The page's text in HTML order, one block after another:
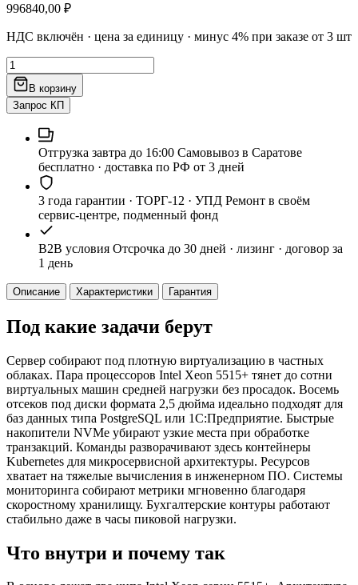
996840,00 ₽
НДС включён · цена за единицу · минус 4% при заказе от 3 шт
Количество
товара
Сервер
Dell
R760
В корзину
Запрос КП
Отгрузка завтра до 16:00 Самовывоз в Саратове
бесплатно · доставка по РФ от 3 дней
3 года гарантии · ТОРГ-12 · УПД Ремонт в своём
сервис-центре, подменный фонд
B2B условия Отсрочка до 30 дней · лизинг · договор за
1 день
Описание Характеристики Гарантия
Под какие задачи берут
Сервер собирают под плотную виртуализацию в частных
облаках. Пара процессоров Intel Xeon 5515+ тянет до сотни
виртуальных машин средней нагрузки без просадок. Восемь
отсеков под диски формата 2,5 дюйма идеально подходят для
баз данных типа PostgreSQL или 1С:Предприятие. Быстрые
накопители NVMe убирают узкие места при обработке
транзакций. Команды разворачивают здесь контейнеры
Kubernetes для микросервисной архитектуры. Ресурсов
хватает на тяжелые вычисления в инженерном ПО. Системы
мониторинга собирают метрики мгновенно благодаря
скоростному хранилищу. Бухгалтерские контуры работают
стабильно даже в часы пиковой нагрузки.
Что внутри и почему так